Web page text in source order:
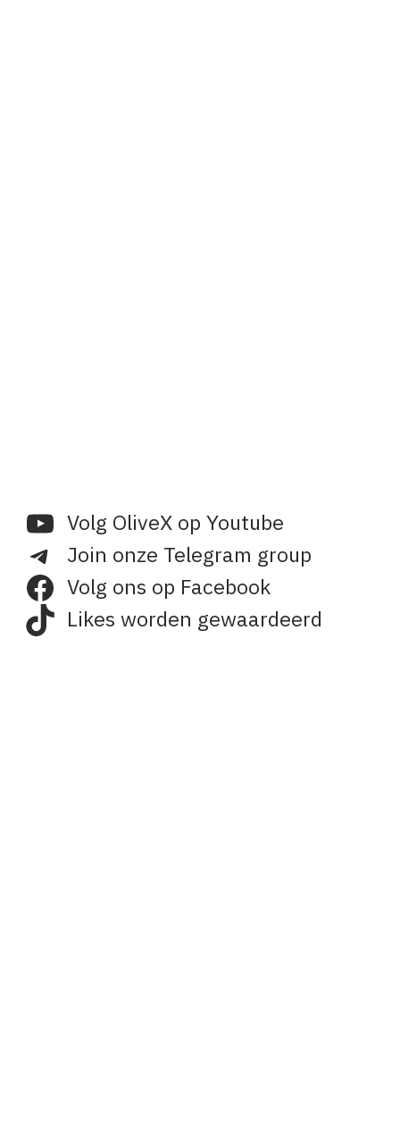
Volg OliveX op Youtube
Join onze Telegram group
Volg ons op Facebook
Likes worden gewaardeerd